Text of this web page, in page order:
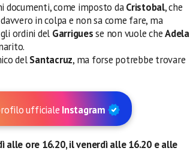
documenti, come imposto daCristobal, che
in colpa e non sa come fare, ma
ordini del Garriguesse non vuole cheAdela
delSantacruz, ma forse potrebbe trovare
ufficiale Instagram
alle ore 16.20, il venerdì alle 16.20 e alle